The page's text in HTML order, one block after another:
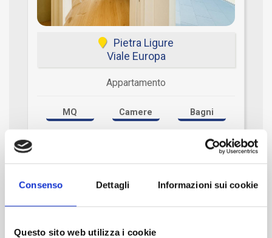
Consenso Dettagli Informazioni sui cookie
Questo sito web utilizza i cookie
Pietra Ligure
Viale Europa
Appartamento
MQ Camere Bagni
€ 325.000